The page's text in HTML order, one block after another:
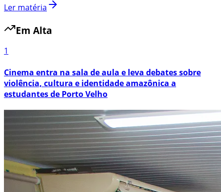
Ler matéria
Em Alta
1
Cinema entra na sala de aula e leva debates sobre
violência, cultura e identidade amazônica a
estudantes de Porto Velho